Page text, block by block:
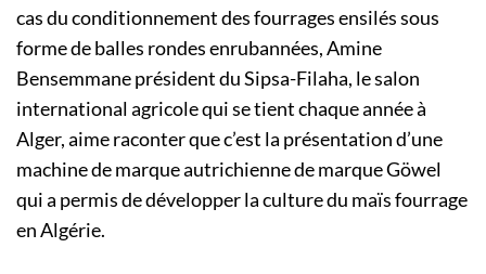
cas du conditionnement des fourrages ensilés sous
forme de balles rondes enrubannées, Amine
Bensemmane président du Sipsa-Filaha, le salon
international agricole qui se tient chaque année à
Alger, aime raconter que c’est la présentation d’une
machine de marque autrichienne de marque Göwel
qui a permis de développer la culture du maïs fourrage
en Algérie.